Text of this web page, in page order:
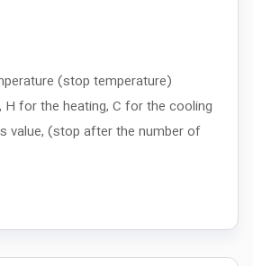
(stop temperature)
H for the heating, C for the cooling
value, (stop after the number of